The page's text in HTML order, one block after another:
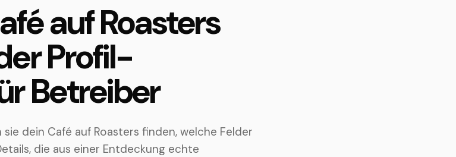
auf Roasters
Profil-
Betreiber
dein Café auf Roasters finden, welche Felder
die aus einer Entdeckung echte